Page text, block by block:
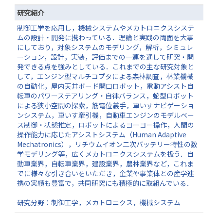
研究紹介
制御工学を応用し，機械システムやメカトロニクスシステ
ムの設計・開発に携わっている．理論と実践の両面を大事
にしており，対象システムのモデリング，解析，シミュレ
ーション，設計，実装，評価までの一連を通して研究・開
発できる点を強みとしている．これまでの主な研究対象と
して，エンジン型マルチコプタによる森林調査，林業機械
の自動化，屋内天井ボード開口ロボット，電動アシスト自
転車のパワーステアリング・自律バランス，蛇型ロボット
による狭小空間の探索，筋電位義手，車いすナビゲーショ
ンシステム，車いす牽引機，自動車エンジンのモデルベー
ス制御・状態推定，ロボットによるヨーヨー操作，人間の
操作能力に応じたアシストシステム（Human Adaptive
Mechatronics），リチウムイオン二次バッテリー特性の数
学モデリング等，広くメカトロニクスシステムを扱う．自
動車業界，自転車業界，建設業界，農林業界など，これま
でに様々な引き合いをいただき，企業や事業体との産学連
携の実績も豊富で，共同研究にも積極的に取組んでいる．
研究分野：制御工学，メカトロニクス，機械システム